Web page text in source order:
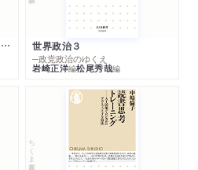
科学否定論はなぜ人をひきつけるのか 世界政治３
─政党政治のゆくえ
岩崎正洋編松尾秀哉編
ちくま新書